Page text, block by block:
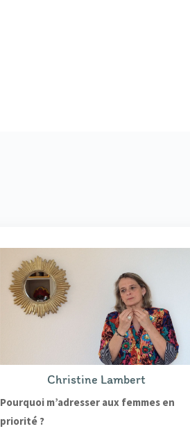
Christine Lambert
Pourquoi m’adresser aux femmes en
priorité ?